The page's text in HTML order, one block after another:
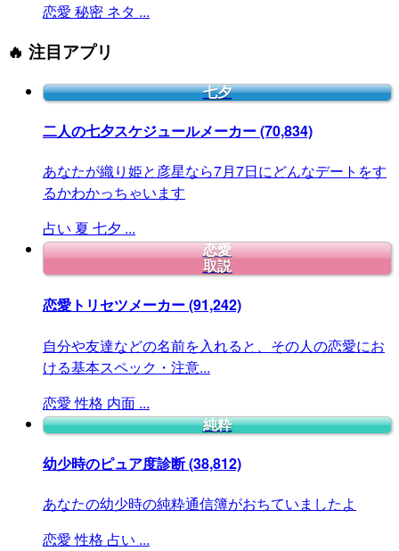
恋愛 秘密 ネタ ...
🔥 注目アプリ
七夕
二人の七夕スケジュールメーカー(70,834)
あなたが織り姫と彦星なら7月7日にどんなデートをす
るかわかっちゃいます
占い 夏 七夕 ...
恋愛
取説
恋愛トリセツメーカー(91,242)
自分や友達などの名前を入れると、その人の恋愛にお
ける基本スペック・注意...
恋愛 性格 内面 ...
純粋
幼少時のピュア度診断(38,812)
あなたの幼少時の純粋通信簿がおちていましたよ
恋愛 性格 占い ...